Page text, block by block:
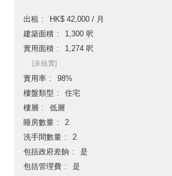
出租
HK$ 42,000 / 月
建築面積
1,300 呎
實用面積
1,274 呎
[未核實]
實用率
98%
樓盤類型
住宅
樓層
低層
睡房數量
2
洗手間數量
2
包括政府差餉
是
包括管理費
是